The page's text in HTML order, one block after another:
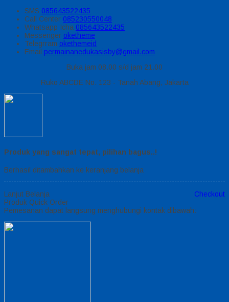
SMS 085643522435
Call Center 085230550048
Whatsapp Icha 085643522435
Messenger oketheme
Telegrram okethemeid
Email permainanedukasisby@gmail.com
Buka jam 08.00 s/d jam 21.00
Ruko ABCDE No. 123 - Tanah Abang, Jakarta
Produk yang sangat tepat, pilihan bagus..!
Berhasil ditambahkan ke keranjang belanja
Lanjut Belanja
Checkout
Produk Quick Order
Pemesanan dapat langsung menghubungi kontak dibawah: